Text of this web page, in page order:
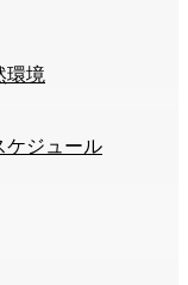
環境
ケジュール